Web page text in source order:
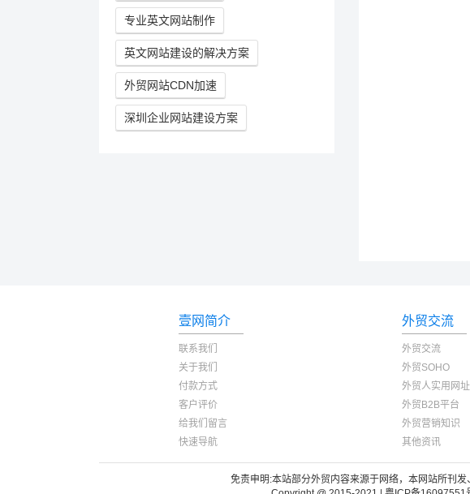
专业英文网站制作
英文网站建设的解决方案
外贸网站CDN加速
深圳企业网站建设方案
壹网简介
联系我们
关于我们
付款方式
客户评价
给我们留言
快速导航
外贸交流
外贸交流
外贸SOHO
外贸人实用网址
外贸B2B平台
外贸营销知识
其他资讯
免责申明:本站部分外贸内容来源于网络，本网站所刊